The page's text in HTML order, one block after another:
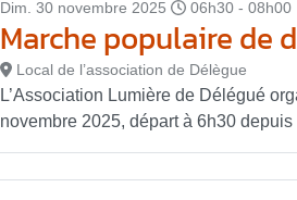
Dim. 30 novembre 2025 06h30 - 08h00
Marche populaire de
Local de l’association de Délègue
L’Association Lumière de Délégué
novembre 2025, départ à 6h30